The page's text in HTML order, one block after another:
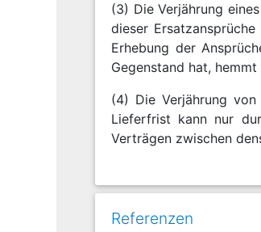
(3) Die Verjährung
dieser
Erhebung der
Gegenstand hat,
(4) Die Verjährung
Lieferfrist kann nur
Verträgen zwischen
Referenzen